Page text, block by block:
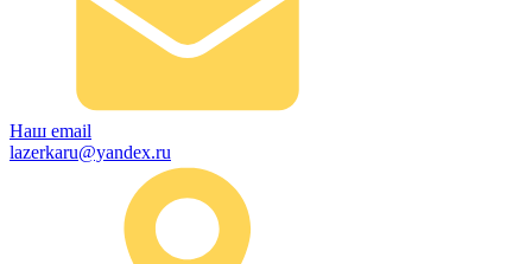
Наш email
lazerkaru@yandex.ru